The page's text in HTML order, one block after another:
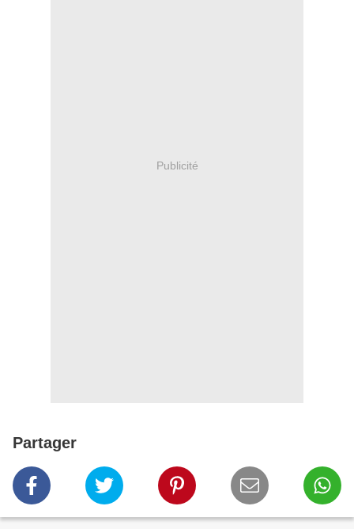
Publicité
Partager